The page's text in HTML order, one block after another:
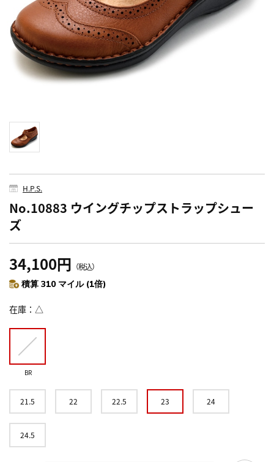
H.P.S.
No.10883 ウイングチップストラップシュー
ズ
34,100円 （税込）
積算 310 マイル (1倍)
在庫 △
BR
21.5 22 22.5 23 24
24.5